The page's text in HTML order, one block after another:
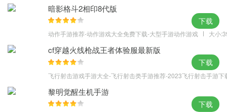
暗影格斗2相印8代版
动作手游推荐-动作游戏大全免费下载-大型手游动作游戏 大小
下载
cf穿越火线枪战王者体验服最新版
飞行射击游戏手游大全-飞行射击类手游推荐-2023飞行射击手游下
下载
黎明觉醒生机手游
下载